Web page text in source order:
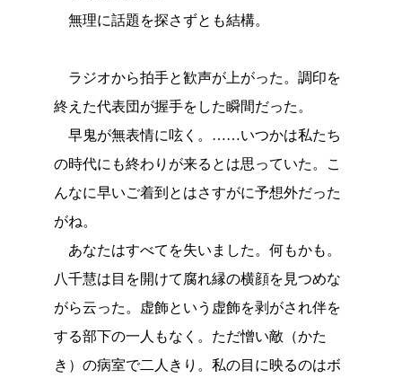
無理に話題を探さずとも結構。
ラジオから拍手と歓声が上がった。調印を
終えた代表団が握手をした瞬間だった。
早鬼が無表情に呟く。……いつかは私たち
の時代にも終わりが来るとは思っていた。こ
んなに早いご着到とはさすがに予想外だった
がね。
あなたはすべてを失いました。何もかも。
八千慧は目を開けて腐れ縁の横顔を見つめな
がら云った。虚飾という虚飾を剥がされ伴を
する部下の一人もなく。ただ憎い敵（かた
き）の病室で二人きり。私の目に映るのはボ